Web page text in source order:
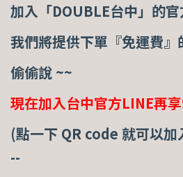
加入「DOUBLE台中」的
我們將提供下單『免運費』
偷偷說 ~~
現在加入台中官方LINE再
(點一下 QR code 就可以加
--